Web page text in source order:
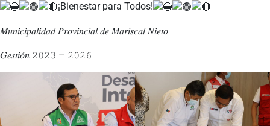
¡Bienestar para Todos!
𝑀𝑢𝑛𝑖𝑐𝑖𝑝𝑎𝑙𝑖𝑑𝑎𝑑 𝑃𝑟𝑜𝑣𝑖𝑛𝑐𝑖𝑎𝑙 𝑑𝑒 𝑀𝑎𝑟𝑖𝑠𝑐𝑎𝑙 𝑁𝑖𝑒𝑡𝑜
𝐺𝑒𝑠𝑡𝑖𝑜́𝑛 𝟸𝟶𝟸𝟹 – 𝟸𝟶𝟸𝟼